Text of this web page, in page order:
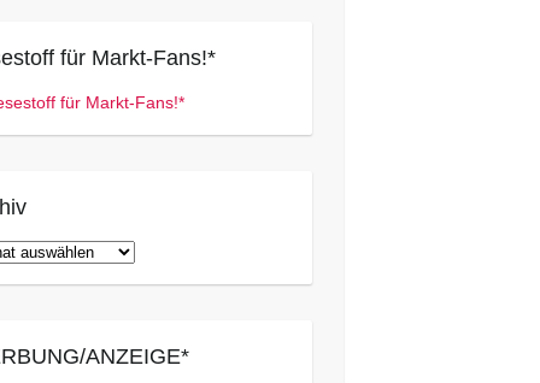
für Markt-Fans!*
ANZEIGE*